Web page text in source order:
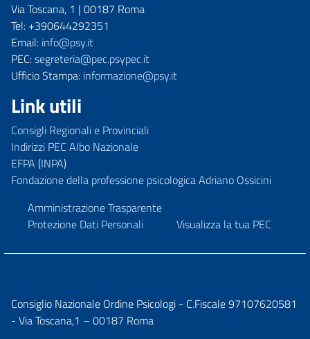
Via Toscana, 1 | 00187 Roma
Tel: +390644292351
Email: info@psy.it
PEC:segreteria@pec.psypec.it
Ufficio Stampa: informazione@psy.it
Link utili
Consigli Regionali e Provinciali
Indirizzi PEC Albo Nazionale
EFPA (INPA)
Fondazione della professione psicologica Adriano Ossicini
Amministrazione Trasparente
Protezione Dati Personali
Visualizza la tua PEC
Consiglio Nazionale Ordine Psicologi - C.Fiscale 97107620581
- Via Toscana,1 – 00187 Roma